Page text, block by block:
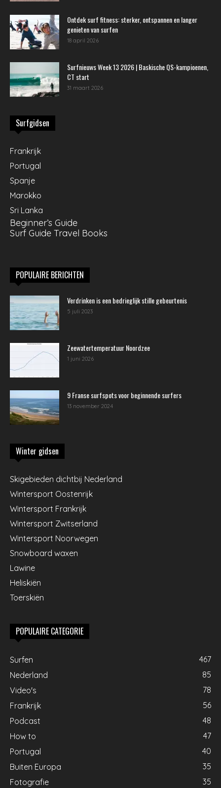
Ontdek surf fitness: sterker, ontspannen en langer
genieten van surfen
18 april 2026
Surfnieuws Week 13 2026 | Baskische QS-kampioenen,
CT start
31 maart 2026
Surfgidsen
Frankrijk
Portugal
Spanje
Marokko
Sri Lanka
Beginner’s Guide
Surf Guide Travel Books
POPULAIRE BERICHTEN
Verdrinken is een bedrieglijk stille gebeurtenis
5 juli 2023
Zeewatertemperatuur Noordzee
1 juni 2026
9 Franse surfspots voor beginnende surfers
13 november 2024
Winter gidsen
Skigebieden dichtbij Nederland
Wintersport Oostenrijk
Wintersport Frankrijk
Wintersport Zwitserland
Wintersport Noorwegen
Snowboard waxen
Lawine
Heliskiën
Toerskiën
POPULAIRE CATEGORIE
Surfen
467
Nederland
85
Video's
78
Frankrijk
56
Podcast
48
How to
47
Portugal
40
Buiten Europa
35
Fotografie
35